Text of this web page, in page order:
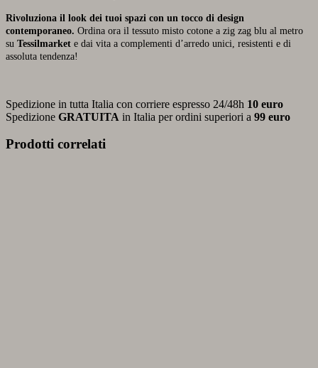
Rivoluziona il look dei tuoi spazi con un tocco di design
contemporaneo. Ordina ora il tessuto misto cotone a zig zag blu al metro
su Tessilmarket e dai vita a complementi d’arredo unici, resistenti e di
assoluta tendenza!
Spedizione in tutta Italia con corriere espresso 24/48h 10 euro
Spedizione GRATUITA in Italia per ordini superiori a 99 euro
Prodotti correlati